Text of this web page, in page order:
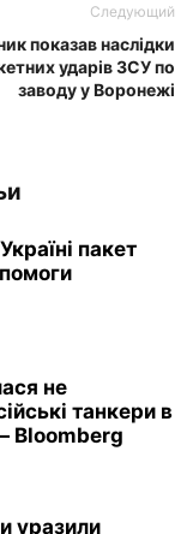
Следующий
показав наслідки
ударів ЗСУ по
заводу у Воронежі
пакет
не
танкери в
Bloomberg
уразили